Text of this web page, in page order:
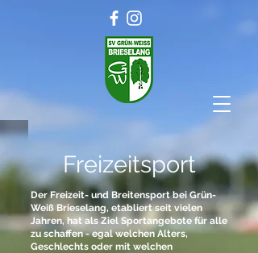
Freizeitsport
Der Freizeit- und Breitensport bei Grün-
Weiß Brieselang, etabliert seit vielen
Jahren, hat als Ziel Sportangebote für alle
zu schaffen - egal welchen Alters,
Geschlechts oder mit welchen